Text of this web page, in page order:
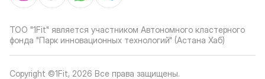
ТОО "1Fit" является участником Автономного кластерного
фонда "Парк инновационных технологий" (Астана Хаб)
Copyright ©1Fit, 2026 Все права защищены.